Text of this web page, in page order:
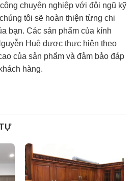
chuyên nghiệp với đội ngũ kỹ
tôi sẽ hoàn thiện từng chi
bạn. Các sản phẩm của kính
Huệ được thực hiện theo
của sản phẩm và đảm bảo đáp
hàng.